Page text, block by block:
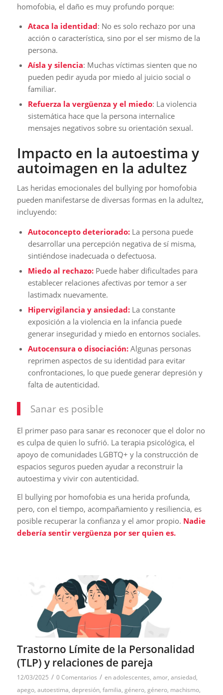
homofobia, el daño es muy profundo porque:
Ataca la identidad: No es solo rechazo por una
acción o característica, sino por el ser mismo de la
persona.
Aísla y silencia: Muchas víctimas sienten que no
pueden pedir ayuda por miedo al juicio social o
familiar.
Refuerza la vergüenza y el miedo: La violencia
sistemática hace que la persona internalice
mensajes negativos sobre su orientación sexual.
Impacto en la autoestima y
autoimagen en la adultez
Las heridas emocionales del bullying por homofobia
pueden manifestarse de diversas formas en la adultez,
incluyendo:
Autoconcepto deteriorado:La persona puede
desarrollar una percepción negativa de sí misma,
sintiéndose inadecuada o defectuosa.
Miedo al rechazo:Puede haber dificultades para
establecer relaciones afectivas por temor a ser
lastimadx nuevamente.
Hipervigilancia y ansiedad:La constante
exposición a la violencia en la infancia puede
generar inseguridad y miedo en entornos sociales.
Autocensura o disociación:Algunas personas
reprimen aspectos de su identidad para evitar
confrontaciones, lo que puede generar depresión y
falta de autenticidad.
Sanar es posible
El primer paso para sanar es reconocer que el dolor no
es culpa de quien lo sufrió. La terapia psicológica, el
apoyo de comunidades LGBTQ+ y la construcción de
espacios seguros pueden ayudar a reconstruir la
autoestima y vivir con autenticidad.
El bullying por homofobia es una herida profunda,
pero, con el tiempo, acompañamiento y resiliencia, es
posible recuperar la confianza y el amor propio. Nadie
debería sentir vergüenza por ser quien es.
Trastorno Límite de la Personalidad
(TLP) y relaciones de pareja
12/03/2025 / 0 Comentarios / enadolescentes, amor, ansiedad,
apego, autoestima, depresión, familia, género, género, machismo,